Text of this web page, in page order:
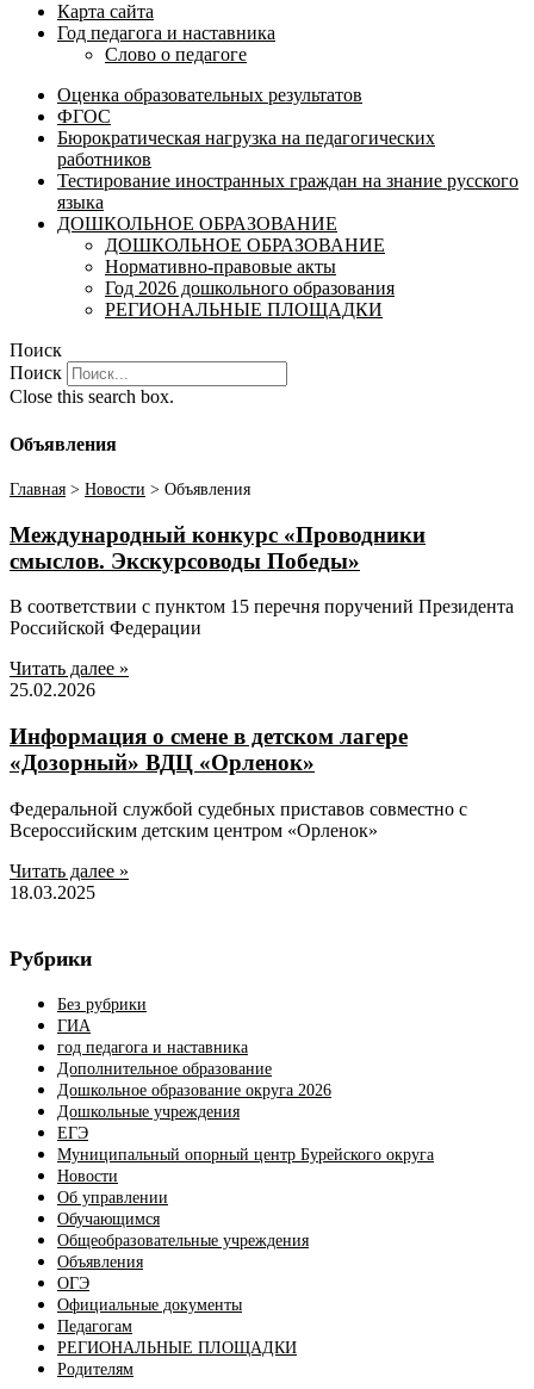
Карта сайта
Год педагога и наставника
Слово о педагоге
Оценка образовательных результатов
ФГОС
Бюрократическая нагрузка на педагогических
работников
Тестирование иностранных граждан на знание русского
языка
ДОШКОЛЬНОЕ ОБРАЗОВАНИЕ
ДОШКОЛЬНОЕ ОБРАЗОВАНИЕ
Нормативно-правовые акты
Год 2026 дошкольного образования
РЕГИОНАЛЬНЫЕ ПЛОЩАДКИ
Поиск
Поиск
Close this search box.
Объявления
Главная > Новости > Объявления
Международный конкурс «Проводники
смыслов. Экскурсоводы Победы»
В соответствии с пунктом 15 перечня поручений Президента
Российской Федерации
Читать далее »
25.02.2026
Информация о смене в детском лагере
«Дозорный» ВДЦ «Орленок»
Федеральной службой судебных приставов совместно с
Всероссийским детским центром «Орленок»
Читать далее »
18.03.2025
Рубрики
Без рубрики
ГИА
год педагога и наставника
Дополнительное образование
Дошкольное образование округа 2026
Дошкольные учреждения
ЕГЭ
Муниципальный опорный центр Бурейского округа
Новости
Об управлении
Обучающимся
Общеобразовательные учреждения
Объявления
ОГЭ
Официальные документы
Педагогам
РЕГИОНАЛЬНЫЕ ПЛОЩАДКИ
Родителям